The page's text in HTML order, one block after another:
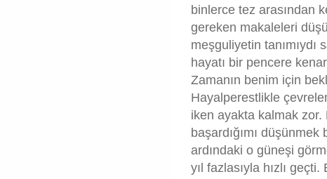
binlerce tez arasından
gereken makaleleri
meşguliyetin tanımıydı
hayatı bir pencere
Zamanın benim için
Hayalperestlikle
iken ayakta kalmak zor.
başardığımı
ardındaki o güneşi
yıl fazlasıyla hızlı